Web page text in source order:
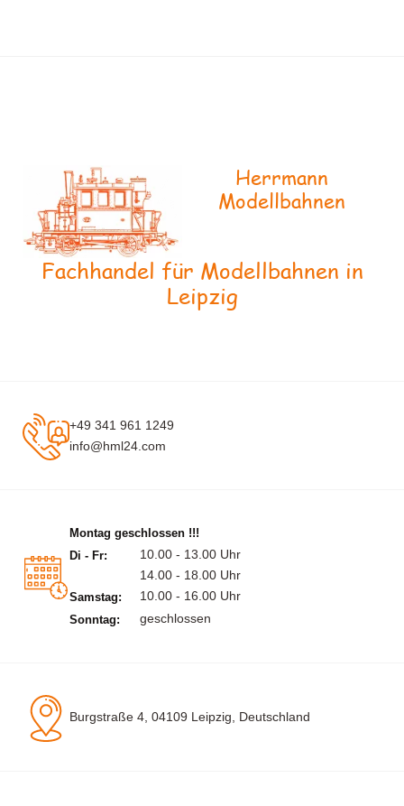
Herrmann
Modellbahnen
Fachhandel für Modellbahnen in
Leipzig
+49 341 961 1249
info@hml24.com
Montag geschlossen !!!
Di - Fr:
10.00 - 13.00 Uhr
14.00 - 18.00 Uhr
Samstag: 10.00 - 16.00 Uhr
Sonntag: geschlossen
Burgstraße 4, 04109 Leipzig, Deutschland